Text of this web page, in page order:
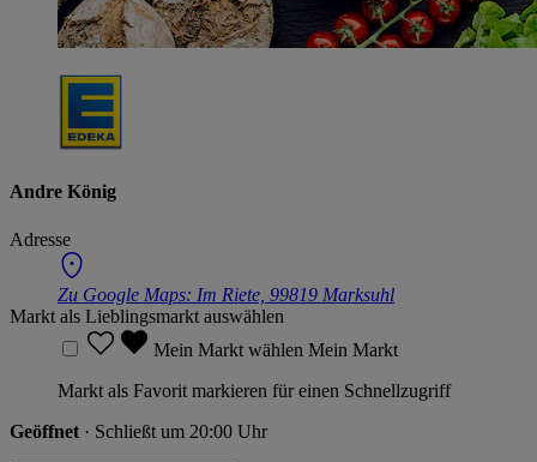
Andre König
Adresse
Zu Google Maps: Im Riete, 99819 Marksuhl
Markt als Lieblingsmarkt auswählen
Mein Markt wählen Mein Markt
Markt als Favorit markieren für einen Schnellzugriff
Geöffnet · Schließt um 20:00 Uhr